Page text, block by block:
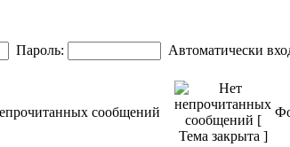
Пароль: Автоматически
сообщений